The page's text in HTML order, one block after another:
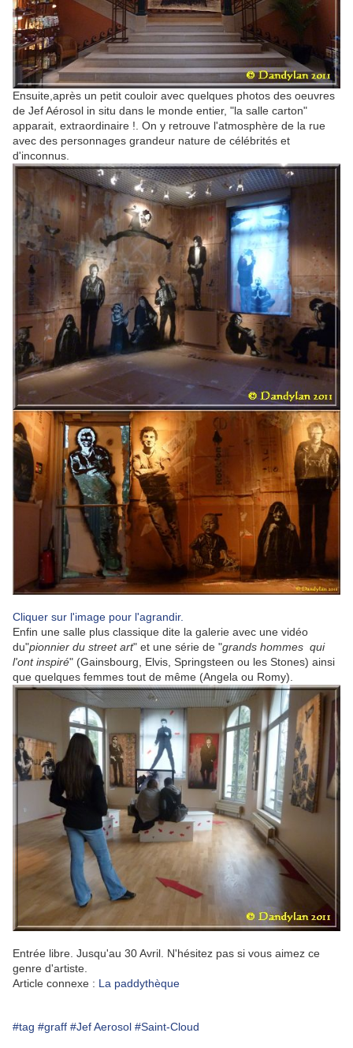
Ensuite,après un petit couloir avec quelques photos des oeuvres
de Jef Aérosol in situ dans le monde entier, "la salle carton"
apparait, extraordinaire !. On y retrouve l'atmosphère de la rue
avec des personnages grandeur nature de célébrités et
d'inconnus.
Cliquer sur l'image pour l'agrandir.
Enfin une salle plus classique dite la galerie avec une vidéo
du"pionnier du street art" et une série de "grands hommes qui
l'ont inspiré" (Gainsbourg, Elvis, Springsteen ou les Stones) ainsi
que quelques femmes tout de même (Angela ou Romy).
Entrée libre. Jusqu'au 30 Avril. N'hésitez pas si vous aimez ce
genre d'artiste.
Article connexe : La paddythèque
#tag #graff #Jef Aerosol #Saint-Cloud